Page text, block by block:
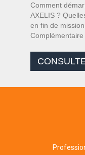
Comment
AXELIS ?
en fin de